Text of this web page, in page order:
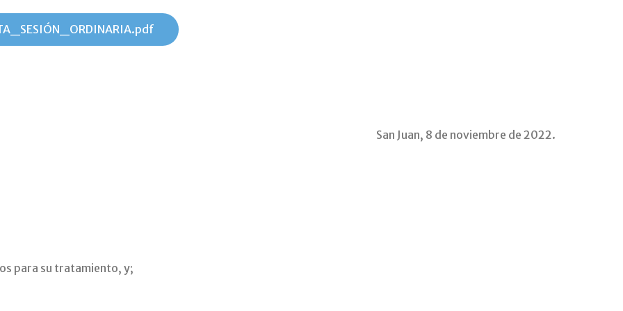
San Juan, 8 de noviembre de 2022.
para su tratamiento, y;